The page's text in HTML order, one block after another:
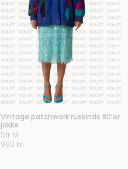
Vintage patchwork ruskinds 80’er
jakke
Str. M
990 kr.